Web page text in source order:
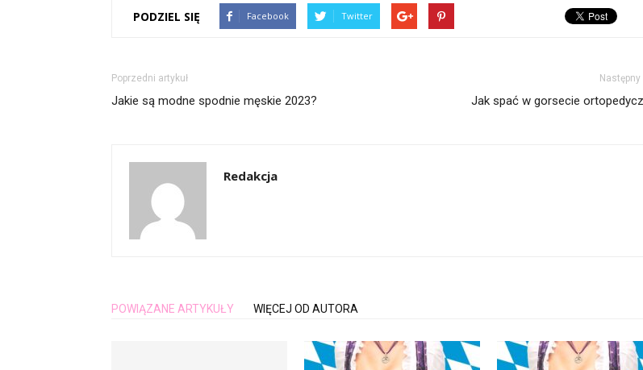
PODZIEL SIĘ Facebook Twitter
Poprzedni artykuł
Jakie są modne spodnie męskie 2023?
Następny
Jak spać w gorsecie
Redakcja
POWIĄZANE ARTYKUŁY WIĘCEJ OD AUTORA